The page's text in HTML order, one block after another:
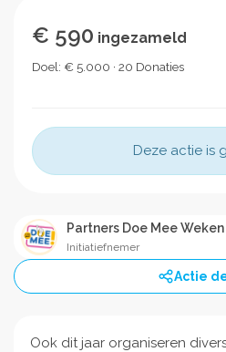
€ 590 ingezameld
Doel: € 5.000 · 20 Donaties
Deze actie is
Initiatiefnemer
Actie
Ook dit jaar organiseren